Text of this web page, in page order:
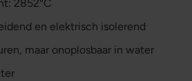
2852°C
en elektrisch isolerend
maar onoplosbaar in water